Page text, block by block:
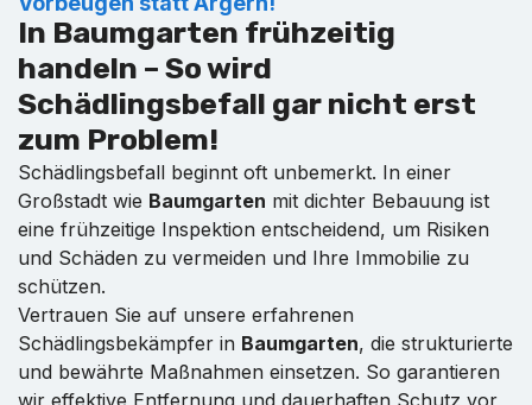
In Baumgarten frühzeitig
handeln – So wird
Schädlingsbefall gar nicht erst
zum Problem!
Schädlingsbefall beginnt oft unbemerkt. In einer
Großstadt wie Baumgarten mit dichter Bebauung ist
eine frühzeitige Inspektion entscheidend, um Risiken
und Schäden zu vermeiden und Ihre Immobilie zu
schützen.
Vertrauen Sie auf unsere erfahrenen
Schädlingsbekämpfer in Baumgarten, die strukturierte
und bewährte Maßnahmen einsetzen. So garantieren
wir effektive Entfernung und dauerhaften Schutz vor